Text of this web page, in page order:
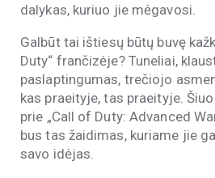
dalykas, kuriuo jie mėgavosi.
Galbūt tai ištiesų būtų buvę
Duty“ frančizėje? Tuneliai,
paslaptingumas, trečiojo
kas praeityje, tas praeityje.
prie „Call of Duty: Advanced
bus tas žaidimas, kuriame jie
savo idėjas.